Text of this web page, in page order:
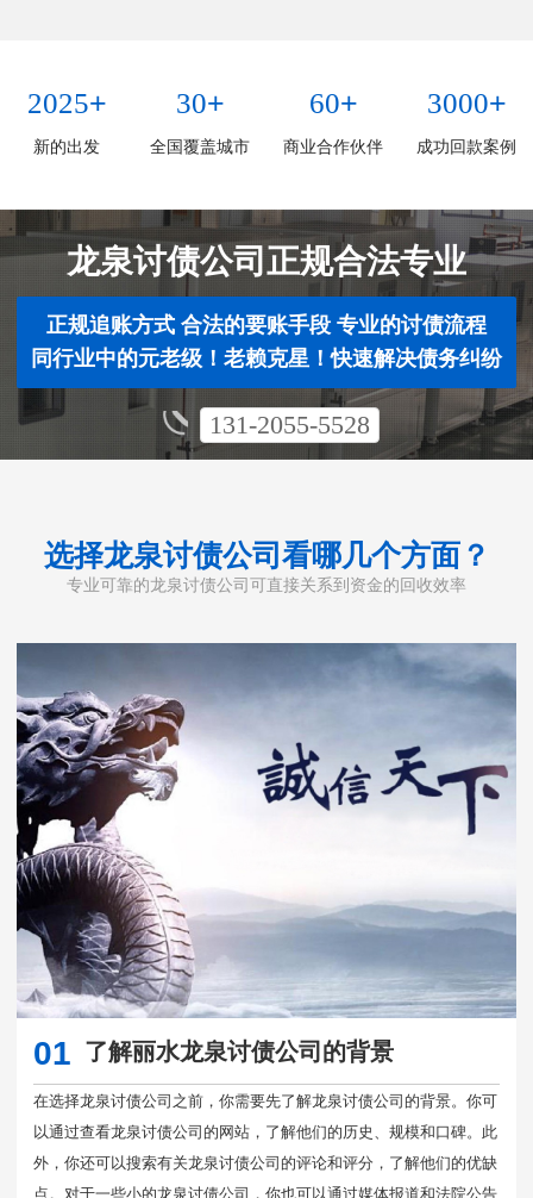
2025+
新的出发
30+
全国覆盖城市
60+
商业合作伙伴
3000+
成功回款案例
龙泉讨债公司正规合法专业
正规追账方式 合法的要账手段 专业的讨债流程
同行业中的元老级！老赖克星！快速解决债务纠纷
131-2055-5528
选择龙泉讨债公司看哪几个方面？
专业可靠的龙泉讨债公司可直接关系到资金的回收效率
01 了解丽水龙泉讨债公司的背景
在选择龙泉讨债公司之前，你需要先了解龙泉讨债公司的背景。你可
以通过查看龙泉讨债公司的网站，了解他们的历史、规模和口碑。此
外，你还可以搜索有关龙泉讨债公司的评论和评分，了解他们的优缺
点。对于一些小的龙泉讨债公司，你也可以通过媒体报道和法院公告